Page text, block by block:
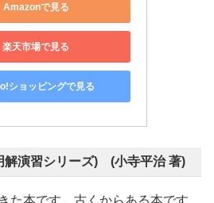
Amazonで見る
楽天市場で見る
ショッピングで見る
解演習シリーズ) (小寺平治 著)
た本です。古くからある本です